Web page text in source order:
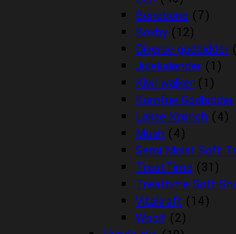
Benebone (7)
Boxby (12)
Diverse godbidder
Julekalender (1)
Kiwi walker (1)
Kornfrie Godbidder
Lakse Krønch (4)
Mush (4)
Semi Moist Soft
TreatTime (31)
Treattime Soft
Vitakraft (14)
Woolf (2)